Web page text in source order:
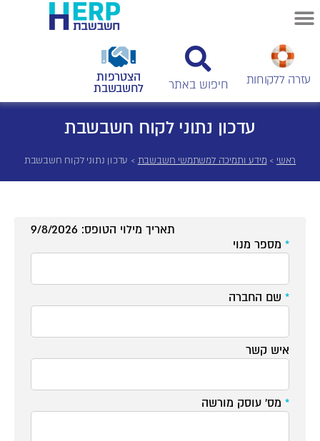
עזרה ללקוחות הצטרפות
לחשבשבת
עדכון נתוני לקוח חשבשבת
ראשי >מידע ותמיכה למשתמשי חשבשבת > עדכון נתוני לקוח חשבשבת